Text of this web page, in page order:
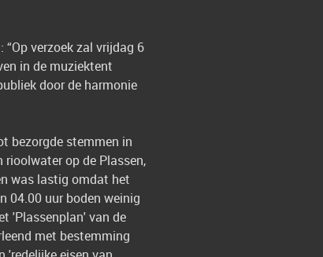
verzoek zal vrijdag 6
in de muziektent
door de harmonie
bezorgde stemmen in
rioolwater op de Plassen,
was lastig omdat het
04.00 uur boden weinig
'Plassenplan' van de
met bestemming